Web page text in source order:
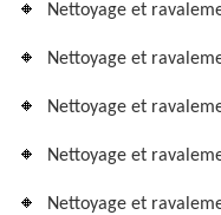
Nettoyage et
Nettoyage et
Nettoyage et
Nettoyage et
Nettoyage et